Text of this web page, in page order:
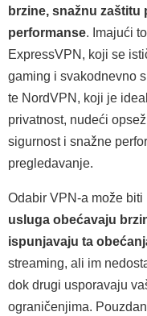
brzine, snažnu
performanse. Imajući
ExpressVPN, koji se
gaming i svakodnevno
te NordVPN, koji je
privatnost, nudeći
sigurnost i snažne
pregledavanje.
Odabir VPN-a može biti
usluga obećavaju
ispunjavaju ta
streaming, ali im
dok drugi usporavaju
ograničenjima.